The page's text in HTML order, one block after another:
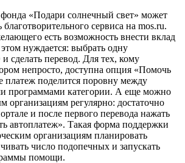
«Подари солнечный свет» может
сервиса на mos.ru.
есть возможность внести вклад
нуждается: выбрать одну
сделать перевод. Для тех, кому
непросто, доступна опция «Помочь
платеж поделится поровну между
программами категории. А еще можно
организациям регулярно: достаточно
и после первого перевода нажать
автоплатеж». Такая форма поддержки
организациям планировать
число подопечных и запускать
помощи.